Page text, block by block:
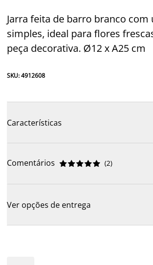
Jarra feita de barro branco com
simples, ideal para flores
peça decorativa. Ø12 x A25 cm
SKU: 4912608
Características
Comentários 




 (2)
Ver opções de entrega